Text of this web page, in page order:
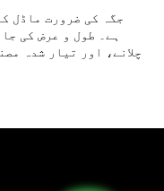
جگہ کی ضرورت ماڈل
ہے۔ طول و عرض کی
چلانے، اور تیار شدہ